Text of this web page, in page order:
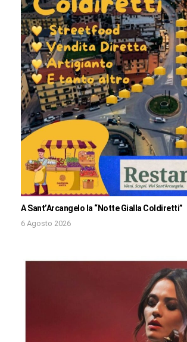
A Sant’Arcangelo la “Notte Gialla Coldiretti”
6 Agosto 2026